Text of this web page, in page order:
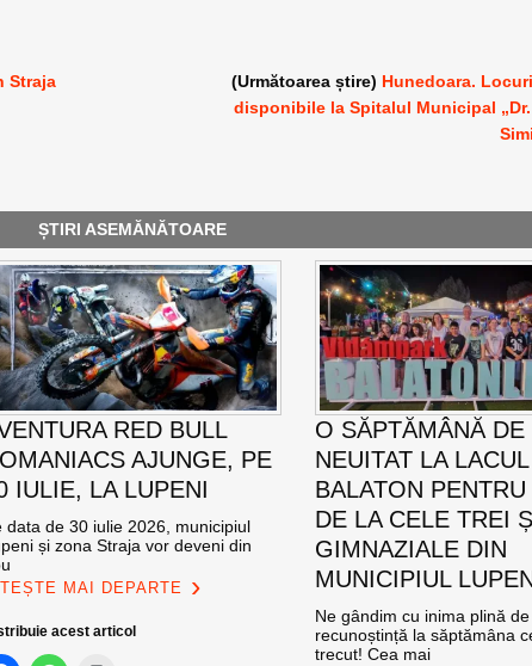
Straja
(Următoarea știre) Hunedoara.
disponibile la Spitalul Municipal
ȘTIRI ASEMĂNĂTOARE
RED BULL
AJUNGE, PE
IULIE, LA LUPENI
data de 30 iulie 2026, municipiul
și zona Straja vor deveni din
MAI DEPARTE
acest articol
O SĂPTĂMÂNĂ DE
NEUITAT LA LACUL
BALATON PENTRU
DE LA CELE TREI
GIMNAZIALE DIN
MUNICIPIUL
Ne gândim cu inima plină de
recunoștință la săptămâna
trecut! Cea mai